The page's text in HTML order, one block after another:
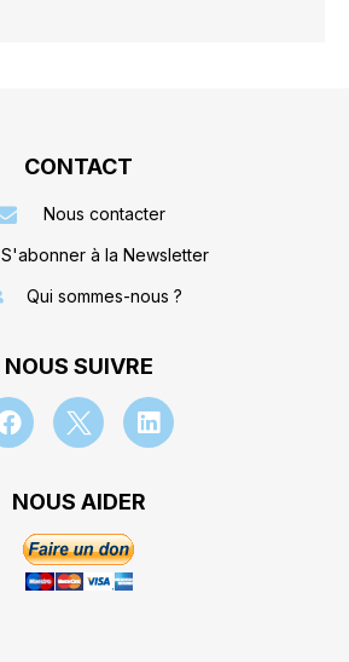
CONTACT
Nous contacter
S'abonner à la Newsletter
Qui sommes-nous ?
NOUS SUIVRE
NOUS AIDER